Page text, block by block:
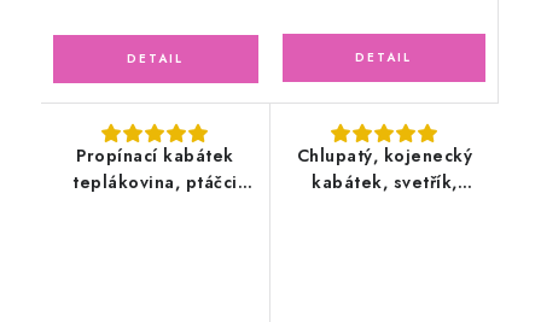
Propínací kabátek
teplákovina, ptáčci
Chlupatý, kojenecký
kabátek, svetřík,